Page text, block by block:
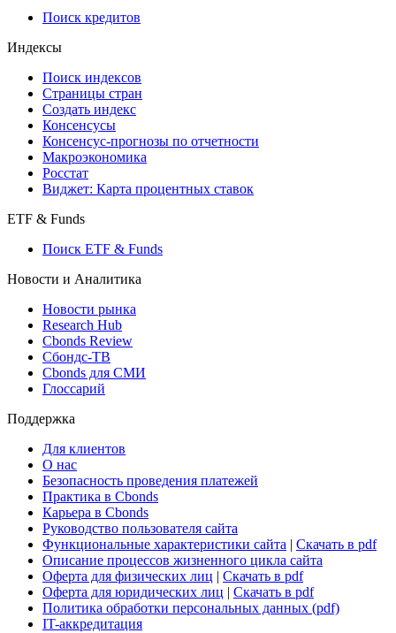
Поиск кредитов
Индексы
Поиск индексов
Страницы стран
Создать индекс
Консенсусы
Консенсус-прогнозы по отчетности
Макроэкономика
Росстат
Виджет: Карта процентных ставок
ETF & Funds
Поиск ETF & Funds
Новости и Аналитика
Новости рынка
Research Hub
Cbonds Review
Сбондс-ТВ
Cbonds для СМИ
Глоссарий
Поддержка
Для клиентов
О нас
Безопасность проведения платежей
Практика в Cbonds
Карьера в Cbonds
Руководство пользователя сайта
Функциональные характеристики сайта | Скачать в pdf
Описание процессов жизненного цикла сайта
Оферта для физических лиц | Скачать в pdf
Оферта для юридических лиц | Скачать в pdf
Политика обработки персональных данных (pdf)
IT-аккредитация